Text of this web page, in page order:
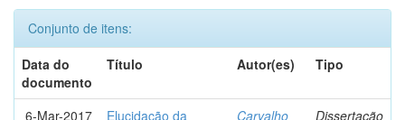
Conjunto de itens:
Data do
documento
Título Autor(es) Tipo
6-Mar-2017
Elucidação da
Carvalho
Dissertação